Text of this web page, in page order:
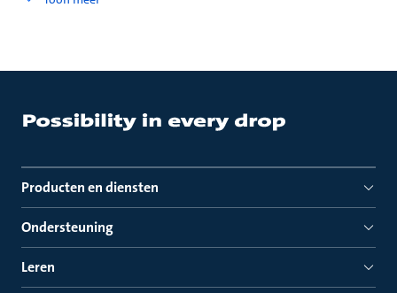
Producten en diensten
Ondersteuning
Leren